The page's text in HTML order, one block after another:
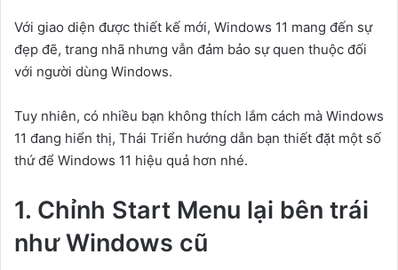
Với giao diện được thiết kế mới, Windows 11 mang đến sự
đẹp đẽ, trang nhã nhưng vẫn đảm bảo sự quen thuộc đối
với người dùng Windows.
Tuy nhiên, có nhiều bạn không thích lắm cách mà Windows
11 đang hiển thị, Thái Triển hướng dẫn bạn thiết đặt một số
thứ để Windows 11 hiệu quả hơn nhé.
1. Chỉnh Start Menu lại bên trái
như Windows cũ